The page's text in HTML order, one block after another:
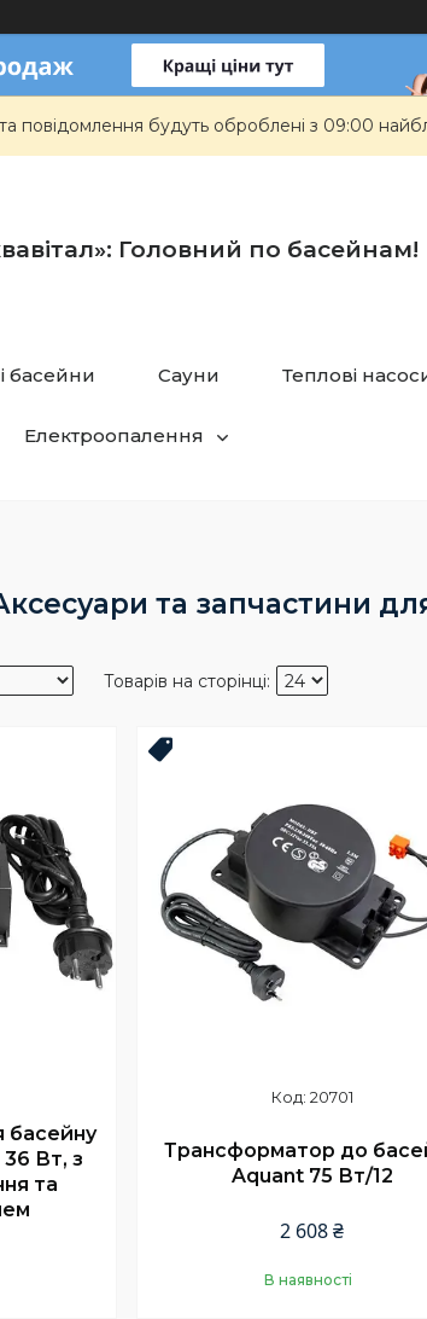
повідомлення будуть оброблені з 09:00
Головний по басейнам!
басейни Сауни Теплові
Електроопалення
та запчастини
басейну
Вт, з
та
20701
Трансформатор до
Aquant 75 Вт/12
2 608 ₴
В наявності